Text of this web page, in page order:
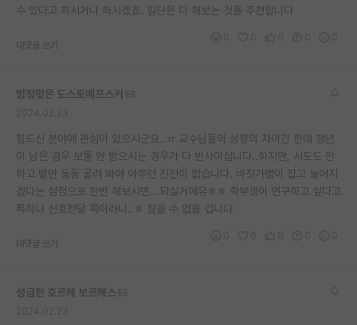
수 있다고 하시거나 하시겠죠. 일단은 다 해보는 것을 추천합니다
대댓글 쓰기
방정맞은 도스토예프스키
힘드신 분야에 관심이 있으시군요..ㅠ 교수님들의 성향의 차이긴 한데 정년
이 남은 경우 보통 안 받으시는 경우가 다 반사이십니다..하지만, 시도도 안
하고 발만 동동 굴려 봐야 아무런 진전이 없습니다. 바짓가랭이 잡고 늘어지
겠다는 심정으로 한번 해보시면...되실거에유ㅎㅎ 학부생이 연구하고 싶다고
특히나 신호전달 쪽이라니..ㅎ 참을 수 없을 겁니다
대댓글 쓰기
성급한 호르헤 보르헤스